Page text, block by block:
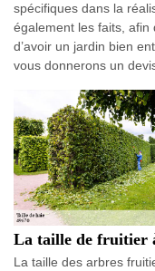
spécifiques dans la
également les faits, afin
d’avoir un jardin bien
vous donnerons un
La taille de fruitier
La taille des arbres